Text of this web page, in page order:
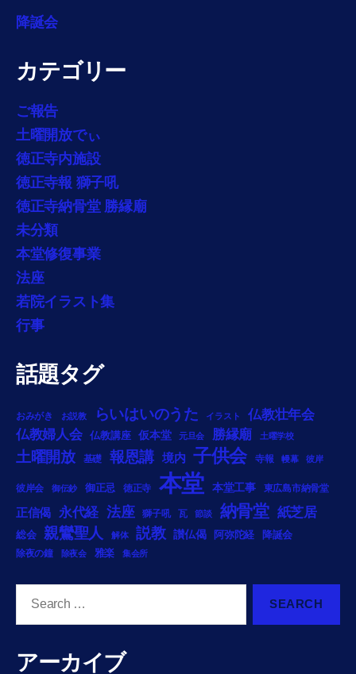
降誕会
カテゴリー
ご報告
土曜開放でぃ
徳正寺内施設
徳正寺報 獅子吼
徳正寺納骨堂 勝縁廟
未分類
本堂修復事業
法座
若院イラスト集
行事
話題タグ
おみがき お説教 らいはいのうた イラスト
仏教壮年会
仏教婦人会
仏教講座 仮本堂 元旦会 勝縁廟 土曜学校
土曜開放 基礎 報恩講 境内 子供会 寺報 幔幕 彼岸
彼岸会 御伝鈔 御正忌 徳正寺 本堂 本堂工事 東広島市納骨堂
正信偈 永代経 法座 獅子吼 瓦 節談 納骨堂 紙芝居
総会 親鸞聖人 解体 説教 讃仏偈 阿弥陀経 降誕会
除夜の鐘 除夜会 雅楽 集会所
アーカイブ